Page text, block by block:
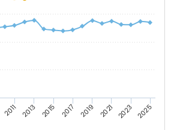
2011 2013 2015 2017 2019 2021 2023 2025